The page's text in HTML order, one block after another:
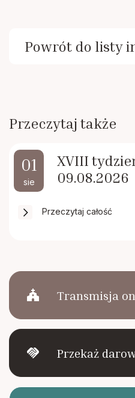
church Transmisja
handshake Przekaż
Powrót do listy
Przeczytaj także
01
sie
XVIII
09.08.2026
Przeczytaj całość